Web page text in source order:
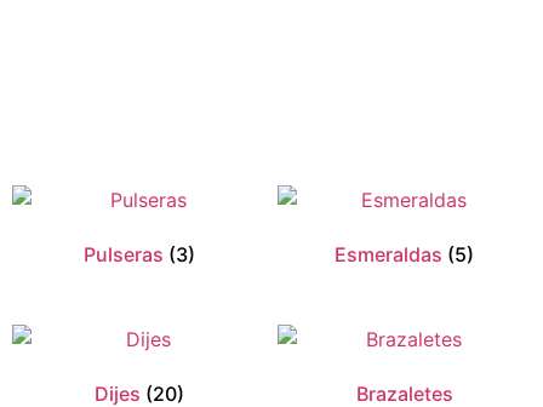
Pulseras (3) Esmeraldas (5)
Dijes (20) Brazaletes